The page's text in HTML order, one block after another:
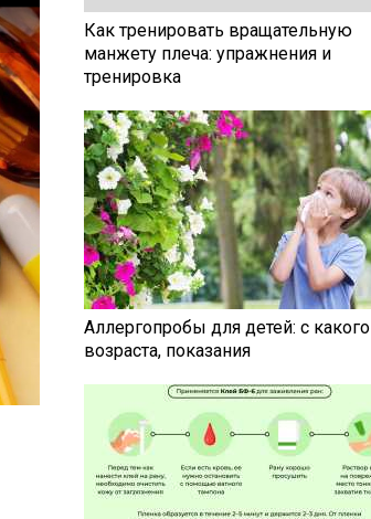
Как тренировать вращательную
манжету плеча: упражнения и
тренировка
Аллергопробы для детей: с какого
возраста, показания